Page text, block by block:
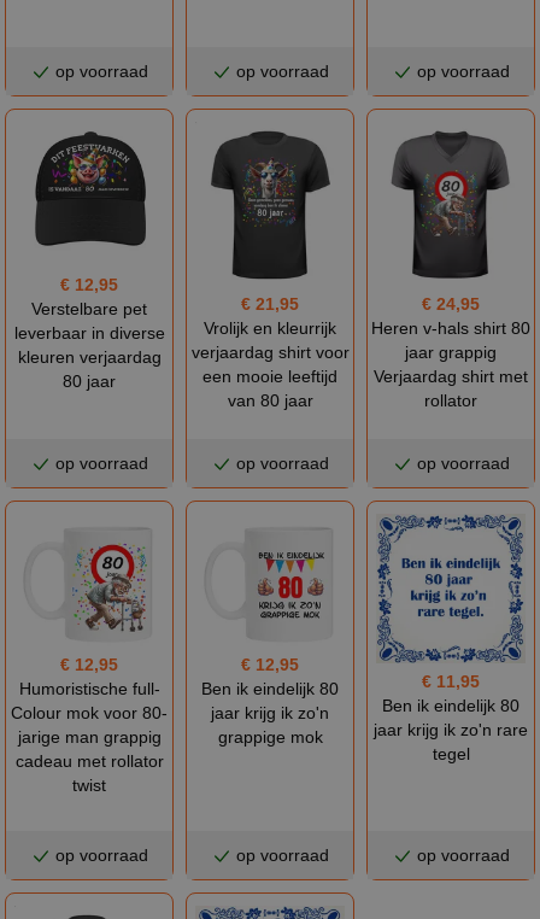
op voorraad op voorraad op voorraad
€ 12,95
Verstelbare pet
leverbaar in diverse
kleuren verjaardag
80 jaar
op voorraad
€ 21,95
Vrolijk en kleurrijk
verjaardag shirt voor
een mooie leeftijd
van 80 jaar
op voorraad
€ 24,95
Heren v-hals shirt 80
jaar grappig
Verjaardag shirt met
rollator
op voorraad
€ 12,95
Humoristische full-
Colour mok voor 80-
jarige man grappig
cadeau met rollator
twist
op voorraad
€ 12,95
Ben ik eindelijk 80
jaar krijg ik zo'n
grappige mok
op voorraad
€ 11,95
Ben ik eindelijk 80
jaar krijg ik zo'n rare
tegel
op voorraad